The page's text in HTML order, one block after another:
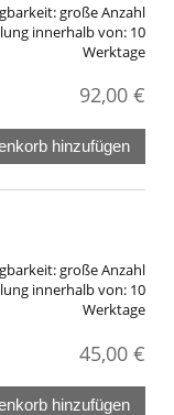
große Anzahl
innerhalb von: 10
Werktage
92,00 €
hinzufügen
große Anzahl
innerhalb von: 10
Werktage
45,00 €
hinzufügen